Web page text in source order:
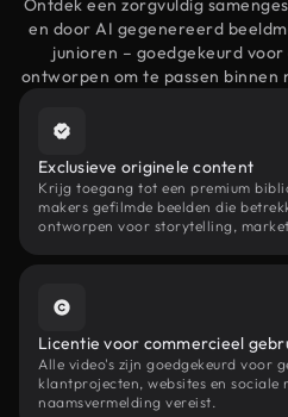
Ontdek een zorgvuldig
en door AI gegenereerd
junioren – goedgekeurd
ontworpen om te passen
Exclusieve originele content
Krijg toegang tot een premium
makers gefilmde beelden die
ontworpen voor storytelling,
Licentie voor commercieel
Alle video's zijn goedgekeurd voor
klantprojecten, websites en sociale
naamsvermelding vereist.